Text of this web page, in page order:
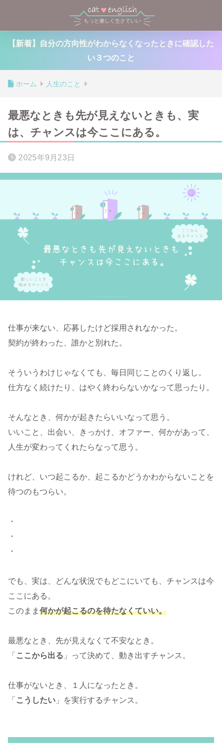
【新着】自分の方向性がわからなくなったときに確認した
い３つのこと
ホーム 人生のこと
最悪なときも先が見えないときも、実
は、チャンスは今ここにある。
2025年9月23日
仕事が来ない、応募したけど採用されなかった。
契約が終わった、誰かと別れた。
そういうわけじゃなくても、毎日同じことのくり返し。
仕方なく続けたり、はやく終わらないかなって思ったり。
そんなとき、何かが起きたらいいなって思う。
いいこと、出会い、きっかけ、オファー、何かがあって、
人生が変わってくれたらなって思う。
けれど、いつ起こるか、起こるかどうかわからないことを
待つのもつらい。
・
・
・
でも、実は、どんな状況でもどこにいても、チャンスは今
ここにある。
このまま 何かが起こるのを待たなくていい。
最悪なとき、先が見えなくて不安なとき。
「 ここから出る 」って決めて、動き出すチャンス。
仕事がないとき、１人になったとき。
「 こうしたい 」を実行するチャンス。